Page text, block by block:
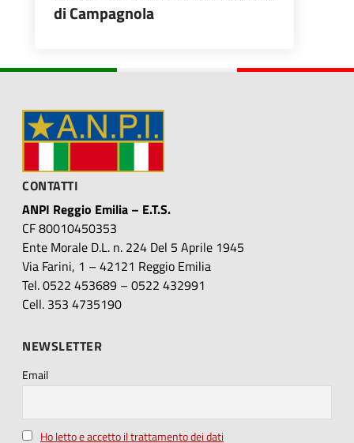
di Campagnola
CONTATTI
ANPI Reggio Emilia – E.T.S.
CF 80010450353
Ente Morale D.L. n. 224 Del 5 Aprile 1945
Via Farini, 1 – 42121 Reggio Emilia
Tel. 0522 453689 – 0522 432991
Cell. 353 4735190
NEWSLETTER
Email
Ho letto e accetto il trattamento dei dati